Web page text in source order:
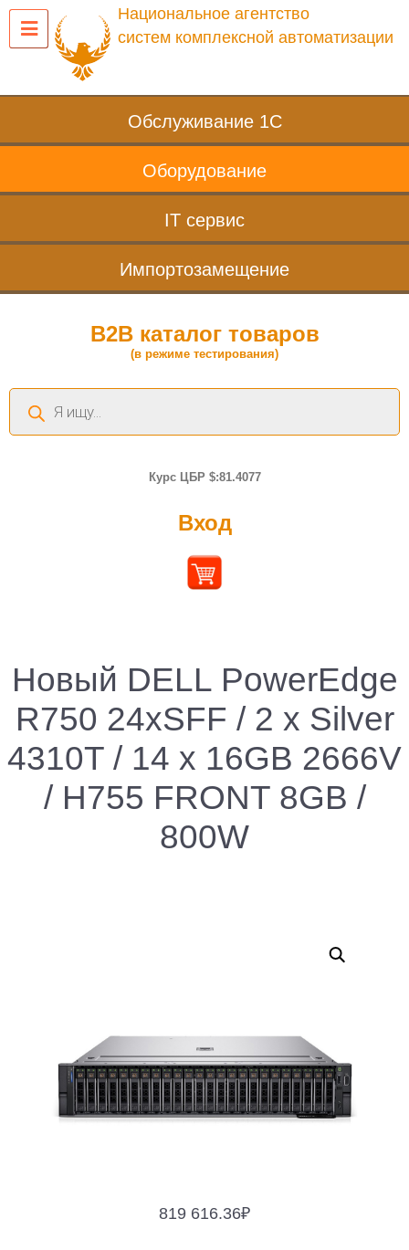
Национальное агентство
систем комплексной автоматизации
Обслуживание 1С
Оборудование
IT сервис
Импортозамещение
B2B каталог товаров
(в режиме тестирования)
Поиск
товаров
Курс ЦБР $:81.4077
Вход
Новый DELL PowerEdge
R750 24xSFF / 2 x Silver
4310T / 14 x 16GB 2666V
/ H755 FRONT 8GB /
800W
819 616.36₽